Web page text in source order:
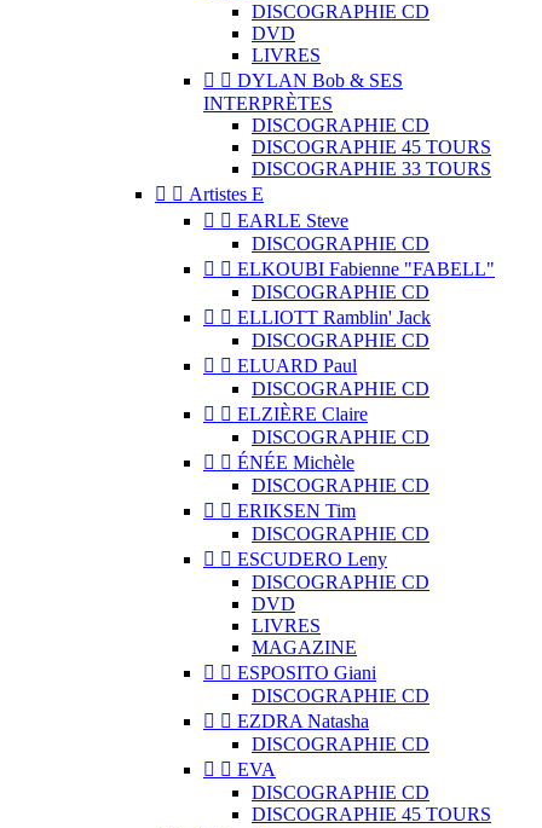
DISCOGRAPHIE CD
DVD
LIVRES
  DYLAN Bob & SES
INTERPRÈTES
DISCOGRAPHIE CD
DISCOGRAPHIE 45 TOURS
DISCOGRAPHIE 33 TOURS
  Artistes E
  EARLE Steve
DISCOGRAPHIE CD
  ELKOUBI Fabienne "FABELL"
DISCOGRAPHIE CD
  ELLIOTT Ramblin' Jack
DISCOGRAPHIE CD
  ELUARD Paul
DISCOGRAPHIE CD
  ELZIÈRE Claire
DISCOGRAPHIE CD
  ÉNÉE Michèle
DISCOGRAPHIE CD
  ERIKSEN Tim
DISCOGRAPHIE CD
  ESCUDERO Leny
DISCOGRAPHIE CD
DVD
LIVRES
MAGAZINE
  ESPOSITO Giani
DISCOGRAPHIE CD
  EZDRA Natasha
DISCOGRAPHIE CD
  EVA
DISCOGRAPHIE CD
DISCOGRAPHIE 45 TOURS